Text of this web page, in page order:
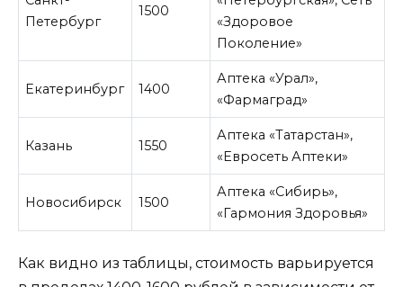
Петербург
1500
«Здоровое
Поколение»
Екатеринбург 1400
Аптека «Урал»,
«Фармаград»
Казань 1550
Аптека «Татарстан»,
«Евросеть Аптеки»
Новосибирск 1500
Аптека «Сибирь»,
«Гармония Здоровья»
Как видно из таблицы, стоимость варьируется